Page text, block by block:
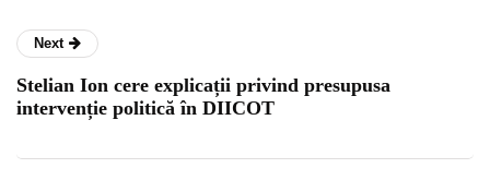
Next
Stelian Ion cere explicații privind presupusa
intervenție politică în DIICOT